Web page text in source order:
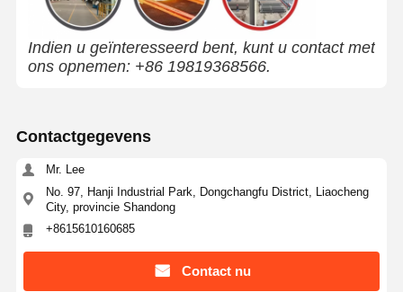
Indien u geïnteresseerd bent, kunt u contact met
ons opnemen: +86 19819368566.
Contactgegevens
Mr. Lee
No. 97, Hanji Industrial Park, Dongchangfu District, Liaocheng
City, provincie Shandong
+8615610160685
Contact nu